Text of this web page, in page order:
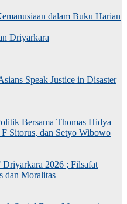
dalam Buku Harian
Driyarkara
Speak Justice in Disaster
Bersama Thomas Hidya
Sitorus, dan Setyo Wibowo
2026 ; Filsafat
dan Moralitas